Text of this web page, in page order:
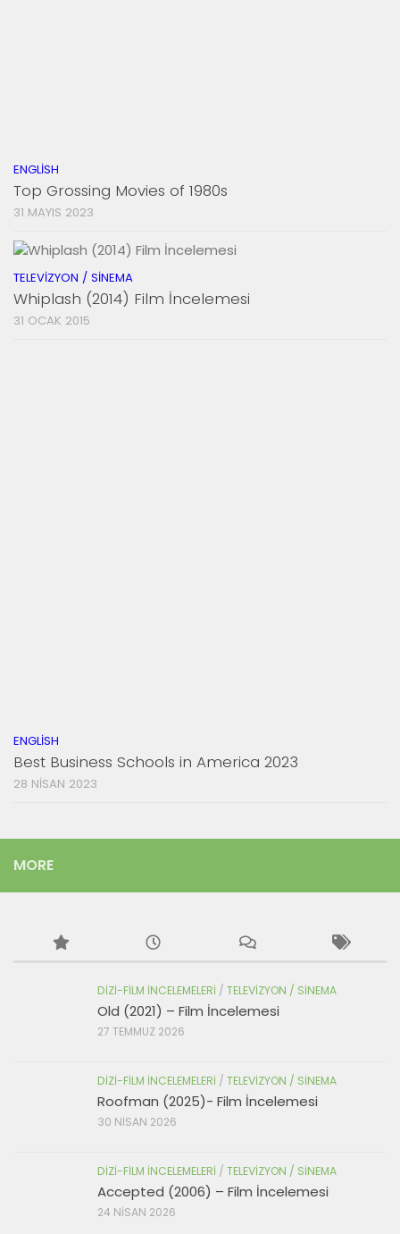
ENGLISH
Top Grossing Movies of 1980s
31 MAYIS 2023
TELEVIZYON / SINEMA
Whiplash (2014) Film İncelemesi
31 OCAK 2015
ENGLISH
Best Business Schools in America 2023
28 NISAN 2023
MORE
DIZI-FILM İNCELEMELERI / TELEVIZYON / SINEMA
Old (2021) – Film İncelemesi
27 TEMMUZ 2026
DIZI-FILM İNCELEMELERI / TELEVIZYON / SINEMA
Roofman (2025)- Film İncelemesi
30 NISAN 2026
DIZI-FILM İNCELEMELERI / TELEVIZYON / SINEMA
Accepted (2006) – Film İncelemesi
24 NISAN 2026